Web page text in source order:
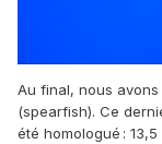
Au final, nous
(spearfish). Ce
été homologué :